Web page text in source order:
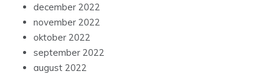
december 2022
november 2022
oktober 2022
september 2022
august 2022